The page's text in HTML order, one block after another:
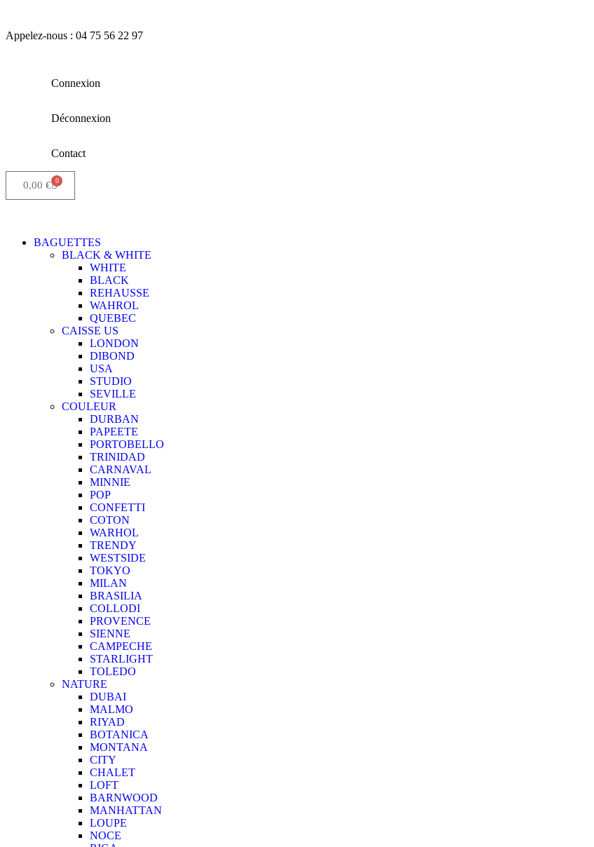
Appelez-nous : 04 75 56 22 97
Connexion
Déconnexion
Contact
0,00 € 0
BAGUETTES
BLACK & WHITE
WHITE
BLACK
REHAUSSE
WAHROL
QUEBEC
CAISSE US
LONDON
DIBOND
USA
STUDIO
SEVILLE
COULEUR
DURBAN
PAPEETE
PORTOBELLO
TRINIDAD
CARNAVAL
MINNIE
POP
CONFETTI
COTON
WARHOL
TRENDY
WESTSIDE
TOKYO
MILAN
BRASILIA
COLLODI
PROVENCE
SIENNE
CAMPECHE
STARLIGHT
TOLEDO
NATURE
DUBAI
MALMO
RIYAD
BOTANICA
MONTANA
CITY
CHALET
LOFT
BARNWOOD
MANHATTAN
LOUPE
NOCE